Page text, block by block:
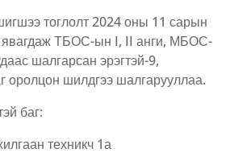
тоглолт 2024 оны 11 сарын
явагдаж ТБОС-ын I, II анги, МБОС-
шалгарсан эрэгтэй-9,
оролцон шилдгээ шалгарууллаа.
баг:
техникч 1а